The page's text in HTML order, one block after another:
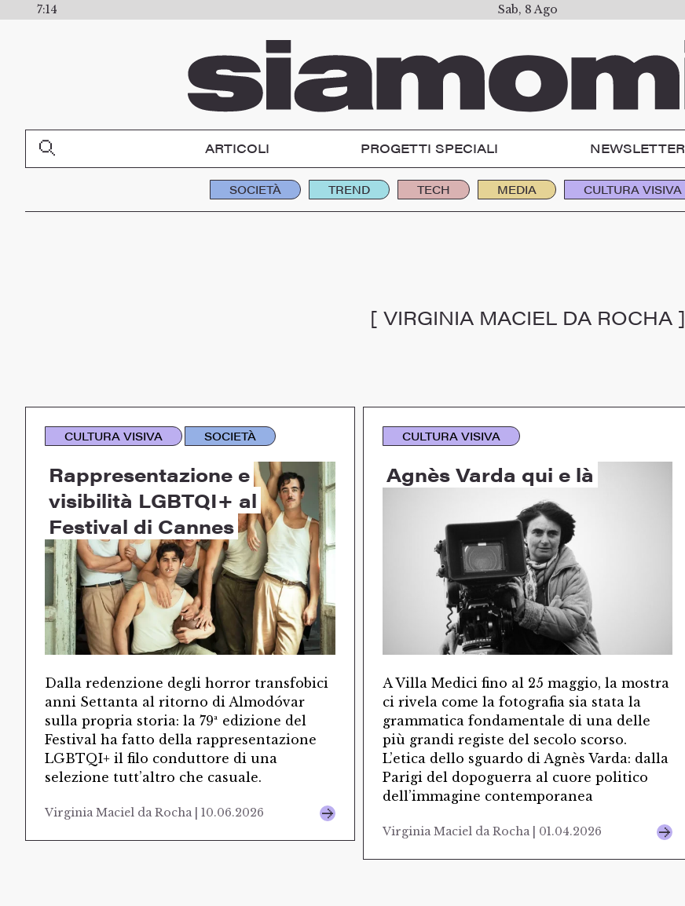
7:14 Sab, 8 Ago
ARTICOLI PROGETTI SPECIALI NEWSLETTER
SOCIETÀ TREND TECH MEDIA CULTURA VISIVA
[ VIRGINIA MACIEL DA ROCHA ]
CULTURA VISIVA SOCIETÀ
Rappresentazione e
visibilità LGBTQI+ al
Festival di Cannes
Dalla redenzione degli horror transfobici
anni Settanta al ritorno di Almodóvar
sulla propria storia: la 79ª edizione del
Festival ha fatto della rappresentazione
LGBTQI+ il filo conduttore di una
selezione tutt’altro che casuale.
Virginia Maciel da Rocha | 10.06.2026
CULTURA VISIVA
Agnès Varda qui e là
A Villa Medici fino al 25 maggio, la mostra
ci rivela come la fotografia sia stata la
grammatica fondamentale di una delle
più grandi registe del secolo scorso.
L’etica dello sguardo di Agnès Varda: dalla
Parigi del dopoguerra al cuore politico
dell’immagine contemporanea
Virginia Maciel da Rocha | 01.04.2026